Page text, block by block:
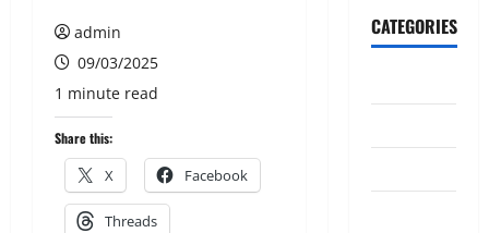
admin
09/03/2025
1 minute read
Share this:
X Facebook
Threads
CATEGORIES